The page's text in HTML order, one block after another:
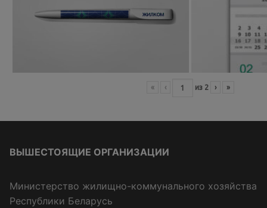
« ‹ из 2 › »
ВЫШЕСТОЯЩИЕ ОРГАНИЗАЦИИ
Министерство жилищно-коммунального хозяйства
Республики Беларусь